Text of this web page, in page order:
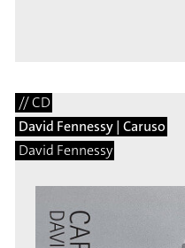
// CD
David Fennessy | Caruso
David Fennessy